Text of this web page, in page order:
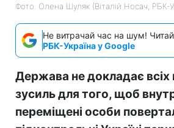
Фото: Олена Шуляк (Віталій Носач, РБК-
Не витрачай час на шум! Читай
РБК-Україна у Google
Держава не докладає
зусиль для того, щоб
переміщені особи